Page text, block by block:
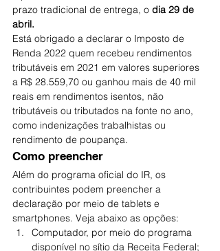
prazo tradicional de entrega, o dia 29 de
abril.
Está obrigado a declarar o Imposto de
Renda 2022 quem recebeu rendimentos
tributáveis em 2021 em valores superiores
a R$ 28.559,70 ou ganhou mais de 40 mil
reais em rendimentos isentos, não
tributáveis ou tributados na fonte no ano,
como indenizações trabalhistas ou
rendimento de poupança.
Como preencher
Além do programa oficial do IR, os
contribuintes podem preencher a
declaração por meio de tablets e
smartphones. Veja abaixo as opções:
Computador, por meio do programa
disponível no sítio da Receita Federal;